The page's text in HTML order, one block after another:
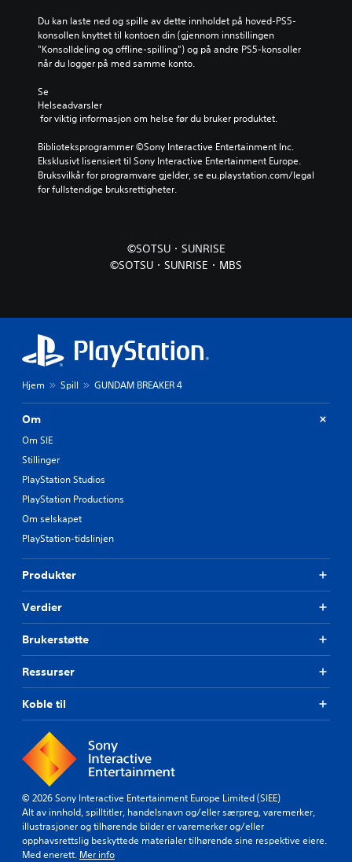
Du kan laste ned og spille av dette innholdet på hoved-PS5-
konsollen knyttet til kontoen din (gjennom innstillingen
"Konsolldeling og offline-spilling") og på andre PS5-konsoller
når du logger på med samme konto.
Se
Helseadvarsler
for viktig informasjon om helse før du bruker produktet.
Biblioteksprogrammer ©Sony Interactive Entertainment Inc.
Eksklusivt lisensiert til Sony Interactive Entertainment Europe.
Bruksvilkår for programvare gjelder, se eu.playstation.com/legal
for fullstendige bruksrettigheter.
©SOTSU・SUNRISE
©SOTSU・SUNRISE・MBS
Hjem Spill GUNDAM BREAKER 4
Om
Om SIE
Stillinger
PlayStation Studios
PlayStation Productions
Om selskapet
PlayStation-tidslinjen
Produkter
Verdier
Brukerstøtte
Ressurser
Koble til
© 2026 Sony Interactive Entertainment Europe Limited (SIEE)
Alt av innhold, spilltitler, handelsnavn og/eller særpreg, varemerker,
illustrasjoner og tilhørende bilder er varemerker og/eller
opphavsrettslig beskyttede materialer tilhørende sine respektive eiere.
Med enerett. Mer info